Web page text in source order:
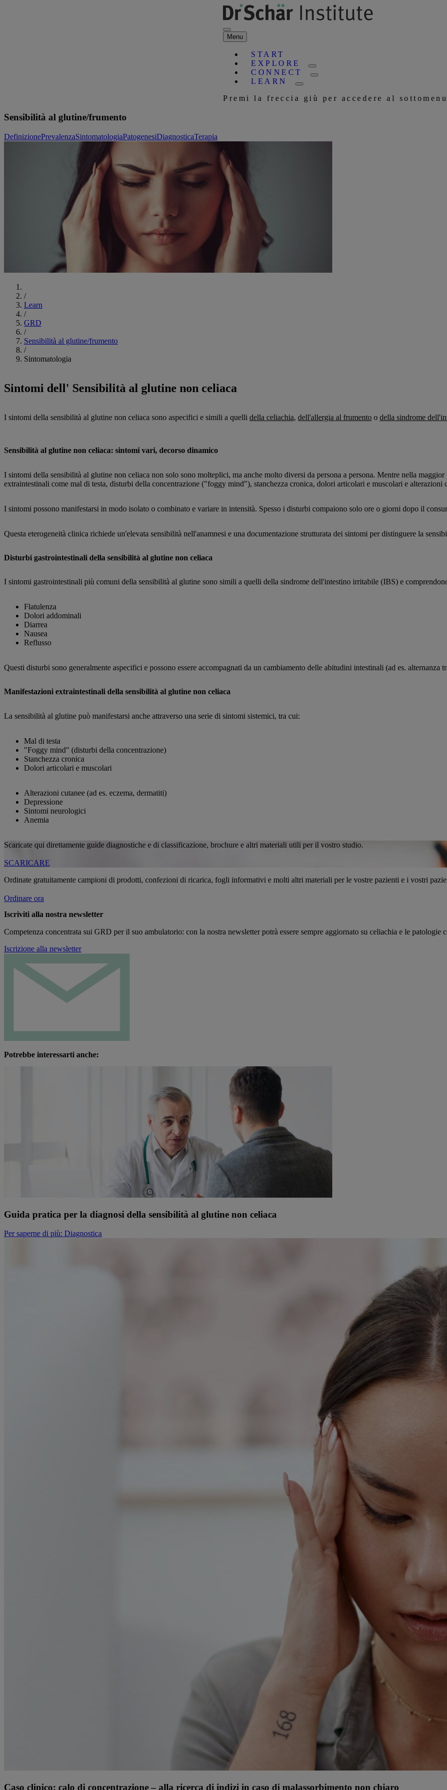
Menu
START
EXPLORE
CONNECT
LEARN
Premi la freccia giù per accedere al sottomenu
Sensibilità al glutine/frumento
DefinizionePrevalenzaSintomatologiaPatogenesiDiagnosticaTerapia
/
Learn
/
GRD
/
Sensibilità al glutine/frumento
/
Sintomatologia
Sintomi dell' Sensibilità al glutine non celiaca
I sintomi della sensibilità al glutine non celiaca sono aspecifici e simili a quelli della celiachia, dell'allergia al frumento o della sindrome
Sensibilità al glutine non celiaca: sintomi vari, decorso dinamico
I sintomi della sensibilità al glutine non celiaca non solo sono molteplici, ma anche molto diversi da persona a persona. Mentre nella
extraintestinali come mal di testa, disturbi della concentrazione ("foggy mind"), stanchezza cronica, dolori articolari e muscolari e alterazioni
I sintomi possono manifestarsi in modo isolato o combinato e variare in intensità. Spesso i disturbi compaiono solo ore o giorni dopo il
Questa eterogeneità clinica richiede un'elevata sensibilità nell'anamnesi e una documentazione strutturata dei sintomi per distinguere la
Disturbi gastrointestinali della sensibilità al glutine non celiaca
I sintomi gastrointestinali più comuni della sensibilità al glutine sono simili a quelli della sindrome dell'intestino irritabile (IBS) e
Flatulenza
Dolori addominali
Diarrea
Nausea
Reflusso
Questi disturbi sono generalmente aspecifici e possono essere accompagnati da un cambiamento delle abitudini intestinali (ad es.
Manifestazioni extraintestinali della sensibilità al glutine non celiaca
La sensibilità al glutine può manifestarsi anche attraverso una serie di sintomi sistemici, tra cui:
Mal di testa
"Foggy mind" (disturbi della concentrazione)
Stanchezza cronica
Dolori articolari e muscolari
Alterazioni cutanee (ad es. eczema, dermatiti)
Depressione
Sintomi neurologici
Anemia
Scaricate qui direttamente guide diagnostiche e di classificazione, brochure e altri materiali utili per il vostro studio.
SCARICARE
Ordinate gratuitamente campioni di prodotti, confezioni di ricarica, fogli informativi e molti altri materiali per le vostre pazienti e i vostri
Ordinare ora
Iscriviti alla nostra newsletter
Competenza concentrata sui GRD per il suo ambulatorio: con la nostra newsletter potrà essere sempre aggiornato su celiachia e le patologie
Iscrizione alla newsletter
Potrebbe interessarti anche:
Guida pratica per la diagnosi della sensibilità al glutine non celiaca
Per saperne di più: Diagnostica
Caso clinico: calo di concentrazione – alla ricerca di indizi in caso di malassorbimento non chiaro